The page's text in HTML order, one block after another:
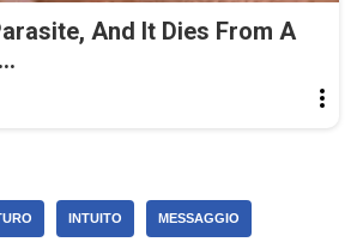
And It Dies From A
INTUITO MESSAGGIO